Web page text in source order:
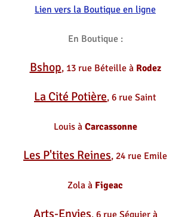
Lien vers la Boutique en ligne
En Boutique :
Bshop, 13 rue Béteille à Rodez
La Cité Potière, 6 rue Saint
Louis à Carcassonne
Les P'tites Reines, 24 rue Emile
Zola à Figeac
Arts-Envies, 6 rue Séguier à